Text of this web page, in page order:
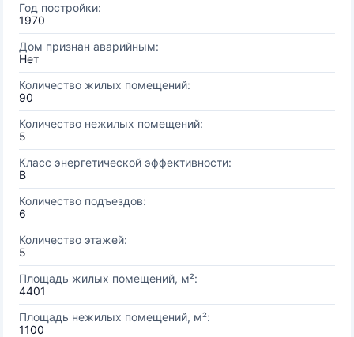
Год постройки:
1970
Дом признан аварийным:
Нет
Количество жилых помещений:
90
Количество нежилых помещений:
5
Класс энергетической эффективности:
B
Количество подъездов:
6
Количество этажей:
5
Площадь жилых помещений, м²:
4401
Площадь нежилых помещений, м²:
1100